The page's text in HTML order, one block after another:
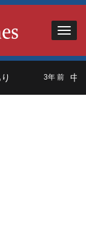
3年 前 中国